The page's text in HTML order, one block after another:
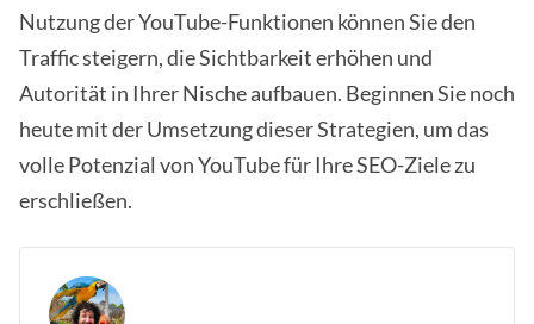
Nutzung der YouTube-Funktionen können Sie den
Traffic steigern, die Sichtbarkeit erhöhen und
Autorität in Ihrer Nische aufbauen. Beginnen Sie noch
heute mit der Umsetzung dieser Strategien, um das
volle Potenzial von YouTube für Ihre SEO-Ziele zu
erschließen.